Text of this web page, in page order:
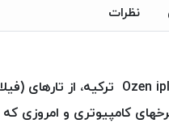
نظرات
کامپیوتری و امروزی